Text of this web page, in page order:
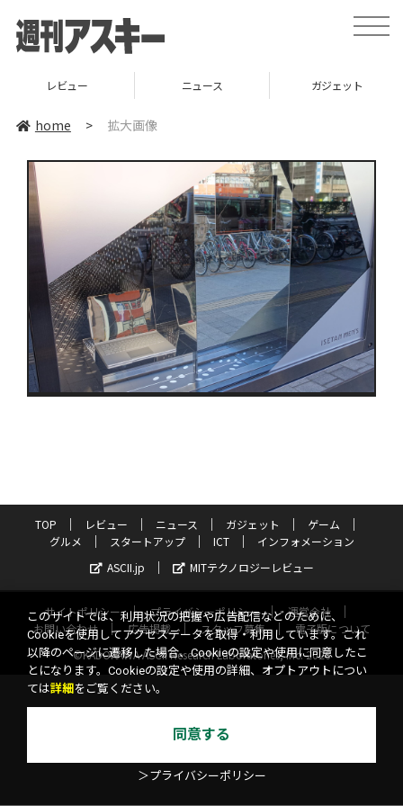
toggle
レビュー ニュース ガジェット
home > 拡大画像
TOP レビュー ニュース ガジェット
ゲーム
グルメ
スタートアップ ICT
インフォメーション
ASCII.jp
MITテクノロジーレビュー
サイトポリシー プライバシーポリシー
運営会社
お問い合わせ
広告掲載 スタッフ募集
電子版について
©KADOKAWA ASCII Research Laboratories, Inc. 2026
このサイトでは、利用状況の把握や広告配信などのために、
Cookieを使用してアクセスデータを取得・利用しています。これ
以降のページに遷移した場合、Cookieの設定や使用に同意したこ
とになります。Cookieの設定や使用の詳細、オプトアウトについ
ては詳細 をご覧ください。
同意する
＞プライバシーポリシー